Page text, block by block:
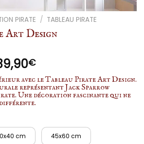
PIRATE / TABLEAU PIRATE
Art Design
€
avec le Tableau Pirate Art Design.
représentant Jack Sparrow
Une décoration fascinante qui ne
cm 45x60 cm